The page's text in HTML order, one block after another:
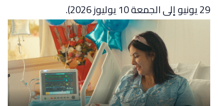
29 يونيو إلى الجمعة 10 يوليوز 2026).